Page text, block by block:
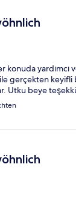
konuda yardımcı
ile gerçekten
Utku beye